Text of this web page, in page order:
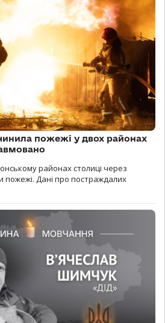
пожежі у двох районах
районах столиці через
пожежі. Дані про постраждалих